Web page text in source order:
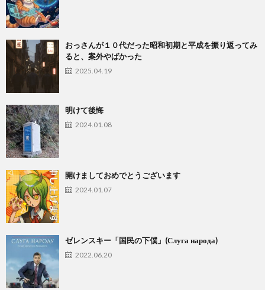
おっさんが１０代だった昭和初期と平成を振り返ってみ
ると、案外やばかった
2025.04.19
明けて後悔
2024.01.08
開けましておめでとうございます
2024.01.07
ゼレンスキー「国民の下僕」(Слуга народа)
2022.06.20